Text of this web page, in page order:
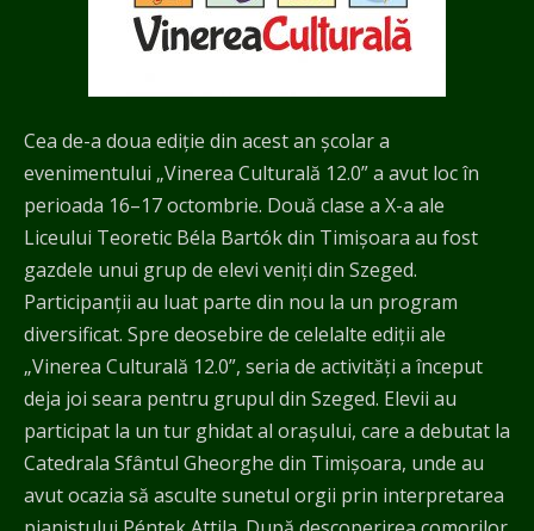
Cea de-a doua ediție din acest an școlar a
evenimentului „Vinerea Culturală 12.0” a avut loc în
perioada 16–17 octombrie. Două clase a X-a ale
Liceului Teoretic Béla Bartók din Timișoara au fost
gazdele unui grup de elevi veniți din Szeged.
Participanții au luat parte din nou la un program
diversificat. Spre deosebire de celelalte ediții ale
„Vinerea Culturală 12.0”, seria de activități a început
deja joi seara pentru grupul din Szeged. Elevii au
participat la un tur ghidat al orașului, care a debutat la
Catedrala Sfântul Gheorghe din Timișoara, unde au
avut ocazia să asculte sunetul orgii prin interpretarea